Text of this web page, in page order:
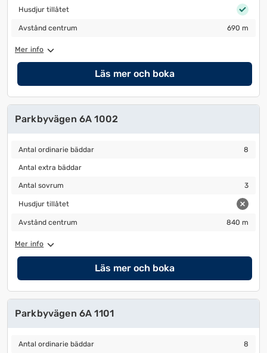
Husdjur tillåtet
Husdjur tillåtet
Avstånd centrum
Avstånd centrum 690 m
Mer info
Läs mer och boka
Parkbyvägen 6A 1002
Antal ordinarie bäddar
Antal ordinarie bäddar 8
Antal extra bäddar
Antal extra bäddar
Antal sovrum
Antal sovrum 3
Husdjur tillåtet
Husdjur tillåtet
Avstånd centrum
Avstånd centrum 840 m
Mer info
Läs mer och boka
Parkbyvägen 6A 1101
Antal ordinarie bäddar
Antal ordinarie bäddar 8